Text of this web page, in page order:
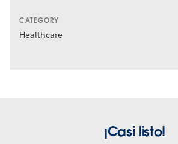
CATEGORY
Healthcare
¡Casi listo!